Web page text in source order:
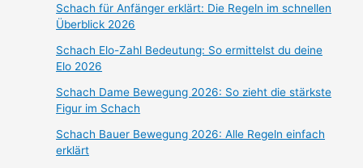
Schach für Anfänger erklärt: Die Regeln im schnellen
Überblick 2026
Schach Elo-Zahl Bedeutung: So ermittelst du deine
Elo 2026
Schach Dame Bewegung 2026: So zieht die stärkste
Figur im Schach
Schach Bauer Bewegung 2026: Alle Regeln einfach
erklärt